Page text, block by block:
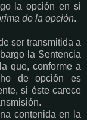
la opción en si
de la opción.
ser transmitida a
la Sentencia
que, conforme a
de opción es
si éste carece
contenida en la